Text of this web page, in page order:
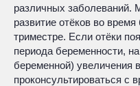
различных
развитие отёков во
триместре. Если отёки
периода беременности,
беременной) увеличения
проконсультироваться с